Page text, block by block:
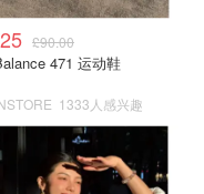
£90.00
471 运动鞋
1333人感兴趣